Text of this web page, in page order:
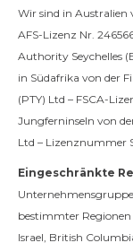
Wir sind in Australien
AFS-Lizenz Nr.
Authority Seychelles
in Südafrika von der
(PTY) Ltd – FSCA-
Jungferninseln von
Ltd – Lizenznummer
Eingeschränkte
bestimmter
Israel, British